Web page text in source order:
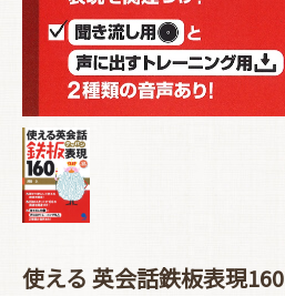
使える 英会話鉄板表現160